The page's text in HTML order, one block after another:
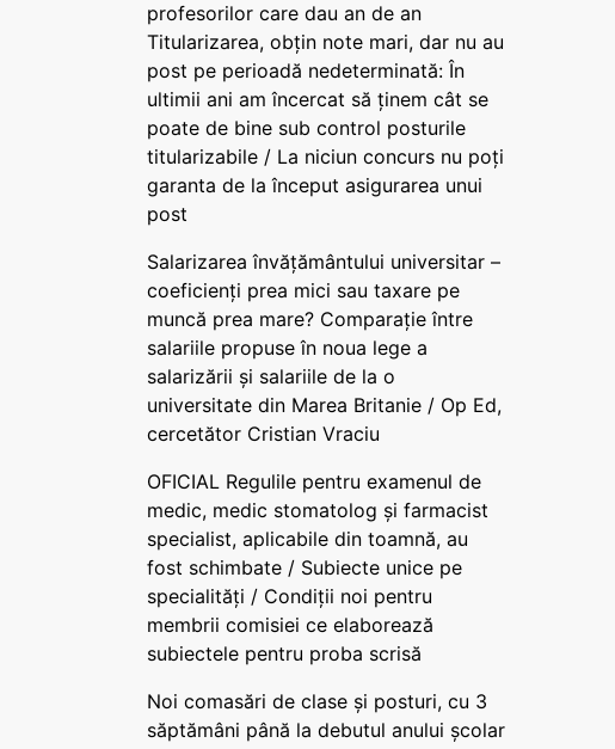
profesorilor care dau an de an
Titularizarea, obțin note mari, dar nu au
post pe perioadă nedeterminată: În
ultimii ani am încercat să ținem cât se
poate de bine sub control posturile
titularizabile / La niciun concurs nu poți
garanta de la început asigurarea unui
post
Salarizarea învățământului universitar –
coeficienți prea mici sau taxare pe
muncă prea mare? Comparație între
salariile propuse în noua lege a
salarizării și salariile de la o
universitate din Marea Britanie / Op Ed,
cercetător Cristian Vraciu
OFICIAL Regulile pentru examenul de
medic, medic stomatolog și farmacist
specialist, aplicabile din toamnă, au
fost schimbate / Subiecte unice pe
specialități / Condiții noi pentru
membrii comisiei ce elaborează
subiectele pentru proba scrisă
Noi comasări de clase și posturi, cu 3
săptămâni până la debutul anului școlar